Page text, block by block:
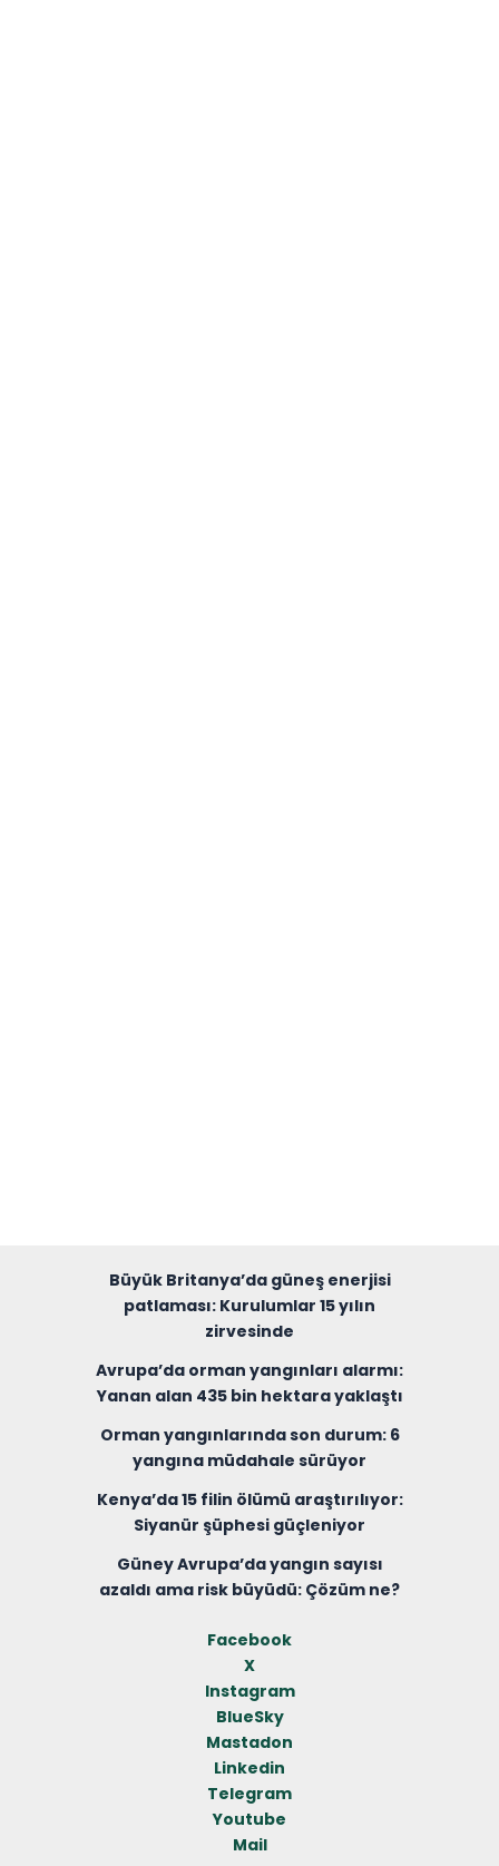
Büyük Britanya’da güneş enerjisi
patlaması: Kurulumlar 15 yılın
zirvesinde
Avrupa’da orman yangınları alarmı:
Yanan alan 435 bin hektara yaklaştı
Orman yangınlarında son durum: 6
yangına müdahale sürüyor
Kenya’da 15 filin ölümü araştırılıyor:
Siyanür şüphesi güçleniyor
Güney Avrupa’da yangın sayısı
azaldı ama risk büyüdü: Çözüm ne?
Facebook
X
Instagram
BlueSky
Mastadon
Linkedin
Telegram
Youtube
Mail